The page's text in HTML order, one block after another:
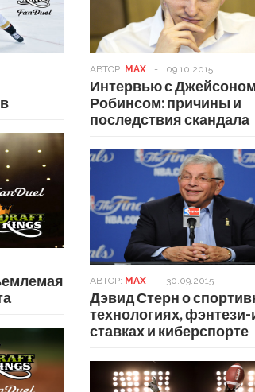
АВТОР: MAX - 09.10.2015
Интервью с
Робинсом: причины и
последствия скандала
АВТОР: MAX - 30.09.2015
Дэвид Стерн о
технологиях, фэнтези-
ставках и киберспорте